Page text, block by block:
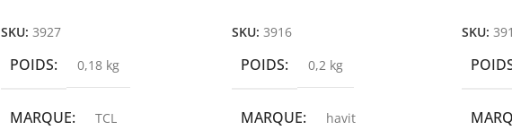
SKU: 3927
POIDS 0,18 kg
MARQUE TCL
SKU: 3916
POIDS 0,2 kg
MARQUE havit
SKU: